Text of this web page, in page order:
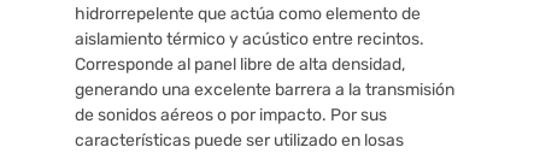
hidrorrepelente que actúa como elemento de
aislamiento térmico y acústico entre recintos.
Corresponde al panel libre de alta densidad,
generando una excelente barrera a la transmisión
de sonidos aéreos o por impacto. Por sus
características puede ser utilizado en losas